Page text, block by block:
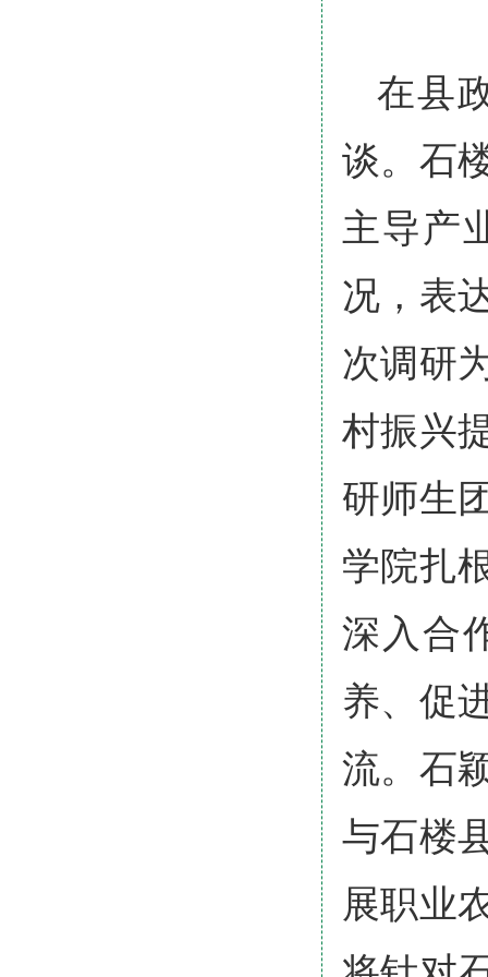
在县
谈。石
主导产
况，表
次调研
村振兴
研师生
学院扎
深入合
养、促
流。石
与石楼
展职业